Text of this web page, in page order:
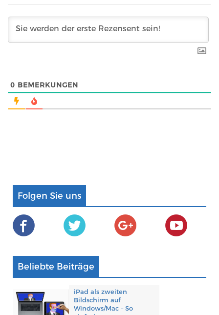
0 BEMERKUNGEN
Folgen Sie uns
Beliebte Beiträge
iPad als zweiten
Bildschirm auf
Windows/Mac – So